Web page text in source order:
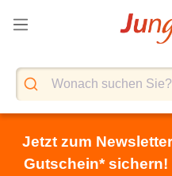
springen
Jetzt zum
Gutschein* sichern! |